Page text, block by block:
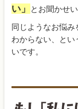
い」
とお聞かせ
同じようなお悩
わからない、と
いです。